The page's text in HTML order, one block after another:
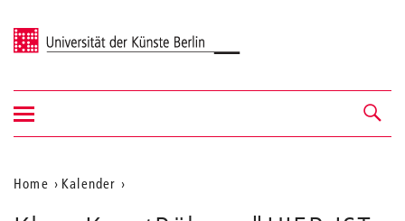
Universität der Künste Berlin
Navigation &
Suche
Navigation
ein-/ausblenden
Aktuelle
Position
Home
Kalender
"HIER